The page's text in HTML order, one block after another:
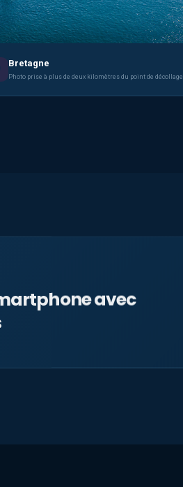
Bretagne
Photo prise à plus de deux kilomètres du point de décollage
avec